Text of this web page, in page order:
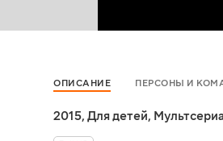
ОПИСАНИЕ ПЕРСОНЫ И
2015, Для детей,